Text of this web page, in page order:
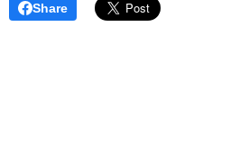
Share